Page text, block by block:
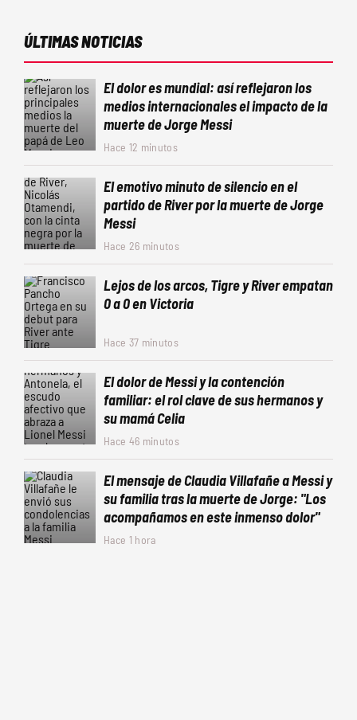
ÚLTIMAS NOTICIAS
El dolor es mundial: así reflejaron los
medios internacionales el impacto de la
muerte de Jorge Messi
Hace 12 minutos
El emotivo minuto de silencio en el
partido de River por la muerte de Jorge
Messi
Hace 26 minutos
Lejos de los arcos, Tigre y River empatan
0 a 0 en Victoria
Hace 37 minutos
El dolor de Messi y la contención
familiar: el rol clave de sus hermanos y
su mamá Celia
Hace 46 minutos
El mensaje de Claudia Villafañe a Messi y
su familia tras la muerte de Jorge: "Los
acompañamos en este inmenso dolor"
Hace 1 hora